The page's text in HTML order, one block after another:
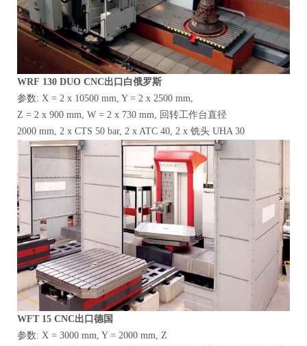
WRF 130 DUO CNC出口白俄罗斯
参数: X = 2 x 10500 mm, Y = 2 x 2500 mm,
Z = 2 x 900 mm, W = 2 x 730 mm, 回转工作台直径
2000 mm, 2 x CTS 50 bar, 2 x ATC 40, 2 x 铣头 UHA 30
WFT 15 CNC出口德国
参数: X = 3000 mm, Y = 2000 mm, Z